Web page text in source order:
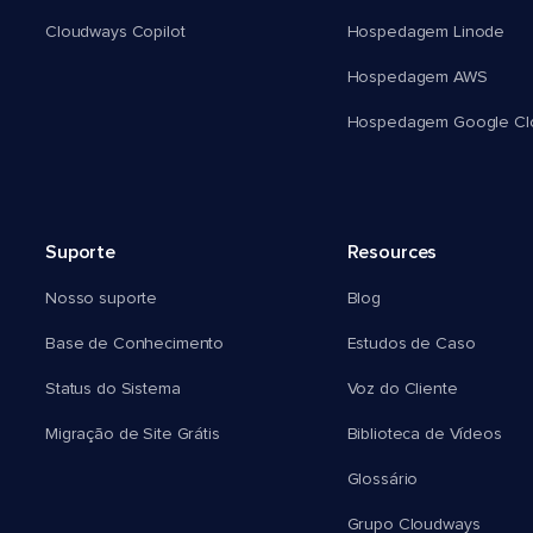
Cloudways Copilot Hospedagem Linode
Hospedagem AWS
Hospedagem Google
Suporte
Nosso suporte
Base de Conhecimento
Status do Sistema
Migração de Site Grátis
Resources
Blog
Estudos de Caso
Voz do Cliente
Biblioteca de Vídeos
Glossário
Grupo Cloudways